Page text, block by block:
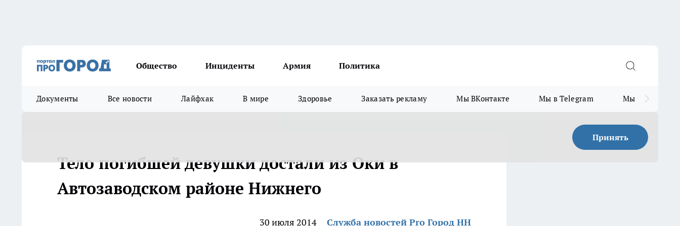
Общество Инциденты Армия Политика
Документы Все новости Лайфхак В мире Здоровье Заказать рекламу Мы ВКонтакте Мы в Telegram Мы в MAX
Принять
Тело погибшей девушки достали из Оки в
Автозаводском районе Нижнего
30 июля 2014 Служба новостей Pro Город НН